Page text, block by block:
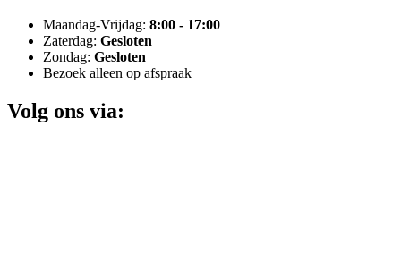
Maandag-Vrijdag: 8:00 - 17:00
Zaterdag: Gesloten
Zondag: Gesloten
Bezoek alleen op afspraak
Volg ons via: